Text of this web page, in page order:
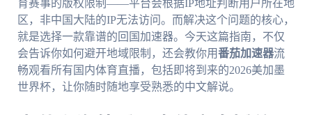
育赛事的版权限制——平台会根据IP地址判断用户所在地
区，非中国大陆的IP无法访问。而解决这个问题的核心，
就是选择一款靠谱的回国加速器。今天这篇指南，不仅
会告诉你如何避开地域限制，还会教你用番茄加速器流
畅观看所有国内体育直播，包括即将到来的2026美加墨
世界杯，让你随时随地享受熟悉的中文解说。